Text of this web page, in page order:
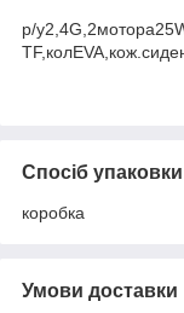
р/
Спосіб упаковки
коробка
Умови доставки